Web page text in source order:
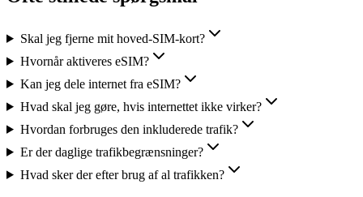
Skal jeg fjerne mit hoved-SIM-kort?
Hvornår aktiveres eSIM?
Kan jeg dele internet fra eSIM?
Hvad skal jeg gøre, hvis internettet ikke virker?
Hvordan forbruges den inkluderede trafik?
Er der daglige trafikbegrænsninger?
Hvad sker der efter brug af al trafikken?